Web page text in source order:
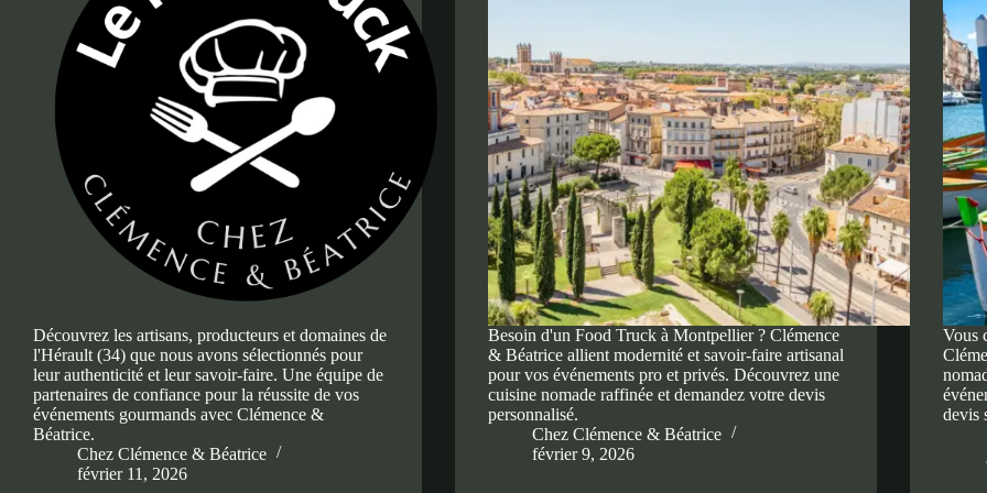
Découvrez les artisans, producteurs et domaines de
l'Hérault (34) que nous avons sélectionnés pour
leur authenticité et leur savoir-faire. Une équipe de
partenaires de confiance pour la réussite de vos
événements gourmands avec Clémence &
Béatrice.
Chez Clémence & Béatrice
février 11, 2026
Besoin d'un Food Truck à Montpellier ? Clémence
& Béatrice allient modernité et savoir-faire artisanal
pour vos événements pro et privés. Découvrez une
cuisine nomade raffinée et demandez votre devis
personnalisé.
Chez Clémence & Béatrice
février 9, 2026
Vous
devis